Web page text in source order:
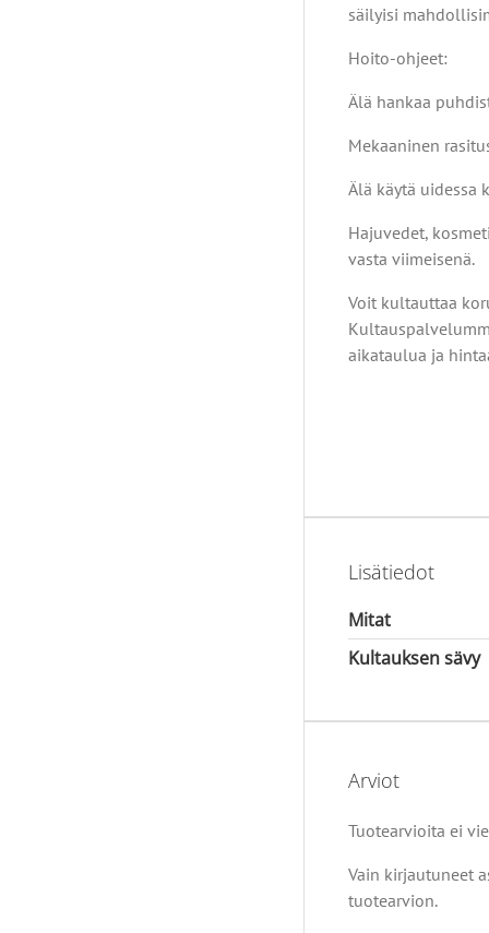
säilyisi
Hoito-ohjeet:
Älä hankaa
Mekaaninen
Älä käytä uidessa
Hajuvedet,
vasta viimeisenä.
Voit kultauttaa
aikataulua ja
Lisätiedot
Mitat
Kultauksen sävy
Arviot
Tuotearvioita ei
Vain kirjautuneet
tuotearvion.